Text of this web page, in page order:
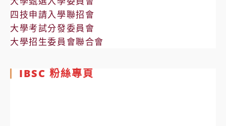
四技申請入學聯招會
大學考試分發委員會
大學招生委員會聯合會
IBSC 粉絲專頁